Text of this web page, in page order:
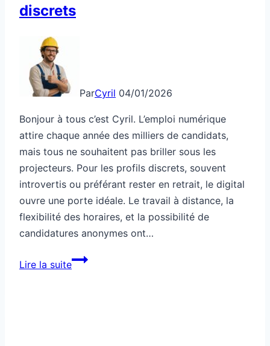
discrets
ParCyril 04/01/2026
Bonjour à tous c’est Cyril. L’emploi numérique
attire chaque année des milliers de candidats,
mais tous ne souhaitent pas briller sous les
projecteurs. Pour les profils discrets, souvent
introvertis ou préférant rester en retrait, le digital
ouvre une porte idéale. Le travail à distance, la
flexibilité des horaires, et la possibilité de
candidatures anonymes ont…
Lire la suiteEmploi